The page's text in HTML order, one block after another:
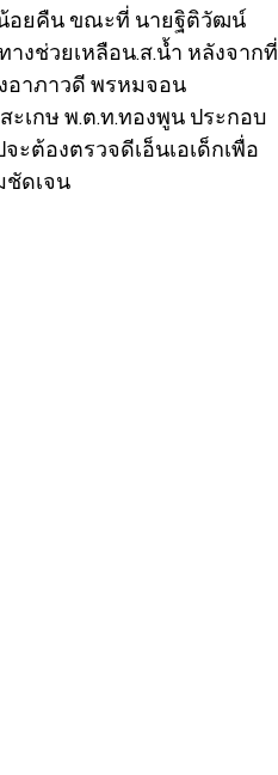
น้อยคืน ขณะที่ นายฐิติวัฒน์
างช่วยเหลือน.ส.น้ำ หลังจากที่
อาภาวดี พรหมจอน
เกษ พ.ต.ท.ทองพูน ประกอบ
ะต้องตรวจดีเอ็นเอเด็กเพื่อ
ชัดเจน